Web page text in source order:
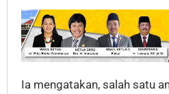
Ia mengatakan, salah satu